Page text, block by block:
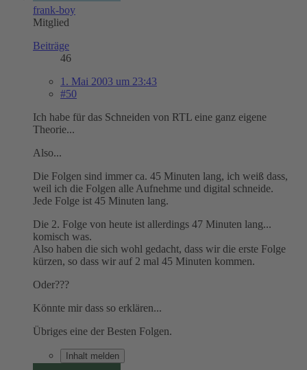
frank-boy
Mitglied
Beiträge
46
1. Mai 2003 um 23:43
#50
Ich habe für das Schneiden von RTL eine ganz eigene
Theorie...
Also...
Die Folgen sind immer ca. 45 Minuten lang, ich weiß dass,
weil ich die Folgen alle Aufnehme und digital schneide.
Jede Folge ist 45 Minuten lang.
Die 2. Folge von heute ist allerdings 47 Minuten lang...
komisch was.
Also haben die sich wohl gedacht, dass wir die erste Folge
kürzen, so dass wir auf 2 mal 45 Minuten kommen.
Oder???
Könnte mir dass so erklären...
Übriges eine der Besten Folgen.
Inhalt melden